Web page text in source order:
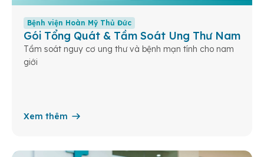
Bệnh viện Hoàn Mỹ Thủ Đức
Gói Tổng Quát & Tầm Soát Ung Thư Nam
Tầm soát nguy cơ ung thư và bệnh mạn tính cho nam
giới
Xem thêm